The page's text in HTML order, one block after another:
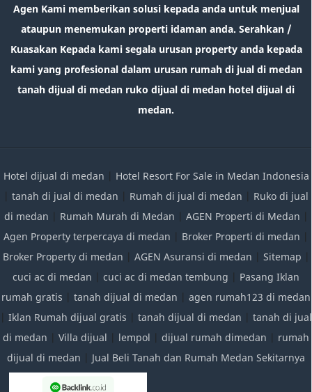
Agen Kami memberikan solusi kepada anda untuk menjual
ataupun menemukan properti idaman anda. Serahkan /
Kuasakan Kepada kami segala urusan property anda kepada
kami yang profesional dalam urusan rumah di jual di medan
tanah dijual di medan ruko dijual di medan hotel dijual di
medan.
Hotel dijual di medan | Hotel Resort For Sale in Medan Indonesia
| tanah di jual di medan | Rumah di jual di medan | Ruko di jual
di medan | Rumah Murah di Medan | AGEN Properti di Medan |
Agen Property terpercaya di medan | Broker Properti di medan |
Broker Property di medan | AGEN Asuransi di medan | Sitemap |
cuci ac di medan | cuci ac di medan tembung | Pasang Iklan
rumah gratis | tanah dijual di medan | agen rumah123 di medan
| Iklan Rumah dijual gratis | tanah dijual di medan | tanah di jual
di medan | Villa dijual | lempol | dijual rumah dimedan | rumah
dijual di medan | Jual Beli Tanah dan Rumah Medan Sekitarnya